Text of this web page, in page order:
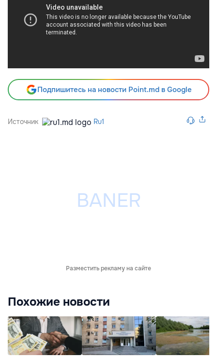
Подпишитесь на новости Point.md в Google
Источник Ru1
Разместить рекламу на сайте
Похожие новости